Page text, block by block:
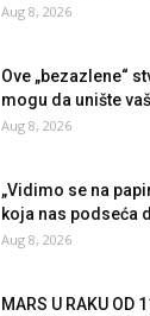
Aug 8, 2026
Ove „bezazlene“
mogu da unište
Aug 8, 2026
„Vidimo se na
koja nas podseća
Aug 8, 2026
MARS U RAKU OD